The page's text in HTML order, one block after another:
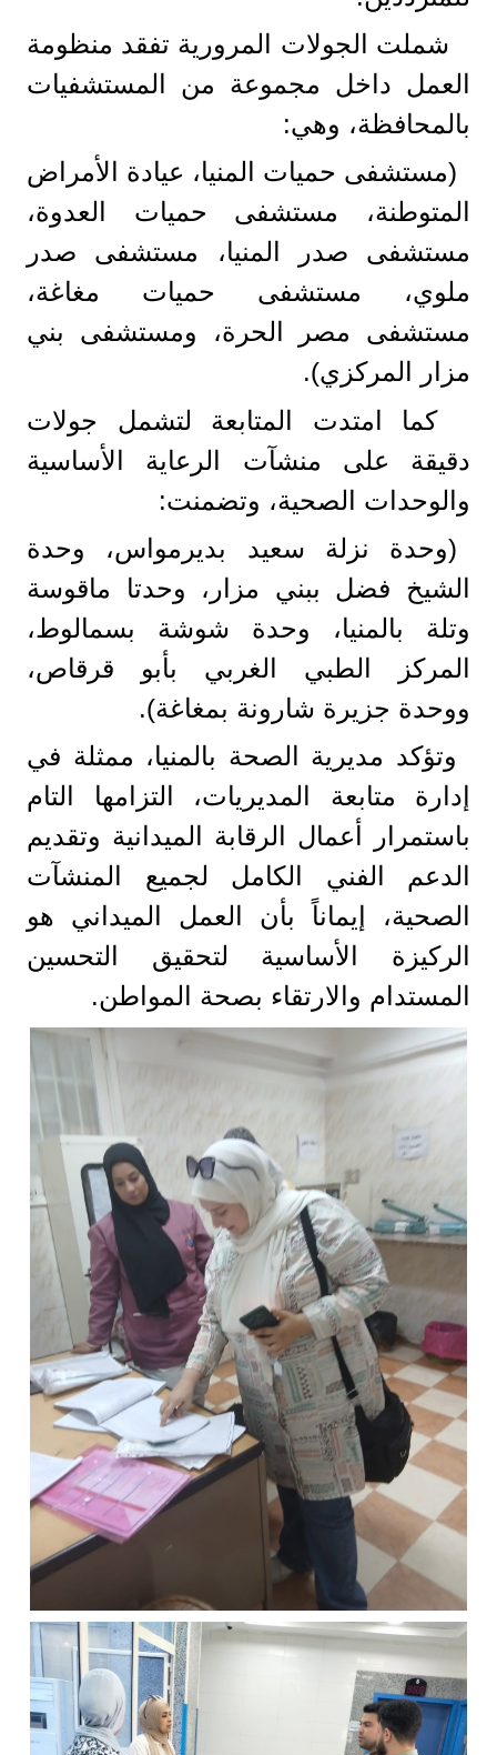
​ شملت الجولات المرورية تفقد منظومة
العمل داخل مجموعة من المستشفيات
بالمحافظة، وهي:
(مستشفى حميات المنيا، عيادة الأمراض
المتوطنة، مستشفى حميات العدوة،
مستشفى صدر المنيا، مستشفى صدر
ملوي، مستشفى حميات مغاغة،
مستشفى مصر الحرة، ومستشفى بني
مزار المركزي).
​ كما امتدت المتابعة لتشمل جولات
دقيقة على منشآت الرعاية الأساسية
والوحدات الصحية، وتضمنت:
(وحدة نزلة سعيد بديرمواس، وحدة
الشيخ فضل ببني مزار، وحدتا ماقوسة
وتلة بالمنيا، وحدة شوشة بسمالوط،
المركز الطبي الغربي بأبو قرقاص،
ووحدة جزيرة شارونة بمغاغة).
​وتؤكد مديرية الصحة بالمنيا، ممثلة في
إدارة متابعة المديريات، التزامها التام
باستمرار أعمال الرقابة الميدانية وتقديم
الدعم الفني الكامل لجميع المنشآت
الصحية، إيماناً بأن العمل الميداني هو
الركيزة الأساسية لتحقيق التحسين
المستدام والارتقاء بصحة المواطن.